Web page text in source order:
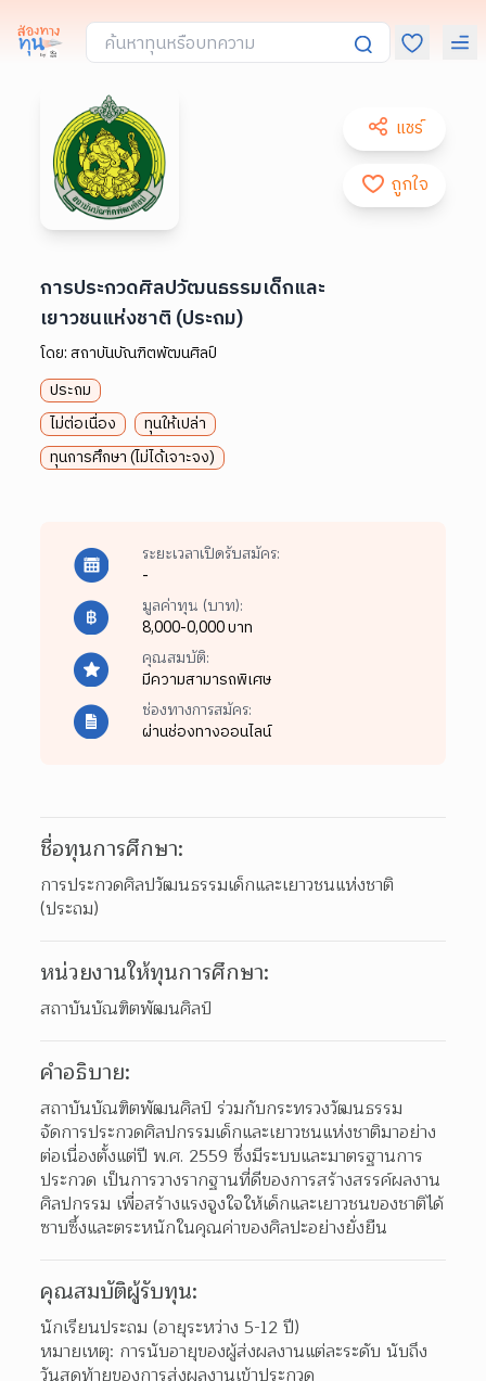
แชร์
ถูกใจ
การประกวดศิลปวัฒนธรรมเด็กและ
เยาวชนแห่งชาติ (ประถม)
โดย:สถาบันบัณฑิตพัฒนศิลป์
ประถม
ไม่ต่อเนื่อง
ทุนให้เปล่า
ทุนการศึกษา (ไม่ได้เจาะจง)
ระยะเวลาเปิดรับสมัคร:
-
มูลค่าทุน (บาท):
8,000-0,000 บาท
คุณสมบัติ:
มีความสามารถพิเศษ
ช่องทางการสมัคร:
ผ่านช่องทางออนไลน์
ชื่อทุนการศึกษา:
การประกวดศิลปวัฒนธรรมเด็กและเยาวชนแห่งชาติ
(ประถม)
หน่วยงานให้ทุนการศึกษา:
สถาบันบัณฑิตพัฒนศิลป์
คำอธิบาย:
สถาบันบัณฑิตพัฒนศิลป์ ร่วมกับกระทรวงวัฒนธรรม
จัดการประกวดศิลปกรรมเด็กและเยาวชนแห่งชาติมาอย่าง
ต่อเนื่องตั้งแต่ปี พ.ศ. 2559 ซึ่งมีระบบและมาตรฐานการ
ประกวด เป็นการวางรากฐานที่ดีของการสร้างสรรค์ผลงาน
ศิลปกรรม เพื่อสร้างแรงจูงใจให้เด็กและเยาวชนของชาติได้
ซาบซึ้งและตระหนักในคุณค่าของศิลปะอย่างยั่งยืน
คุณสมบัติผู้รับทุน:
นักเรียนประถม (อายุระหว่าง 5-12 ปี)
หมายเหตุ: การนับอายุของผู้ส่งผลงานแต่ละระดับ นับถึง